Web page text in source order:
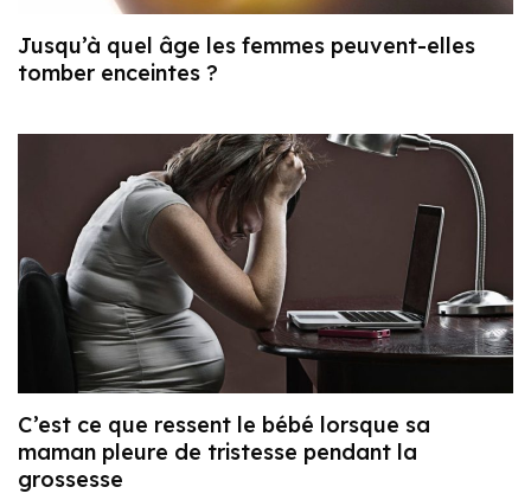
Jusqu’à quel âge les femmes peuvent-elles
tomber enceintes ?
C’est ce que ressent le bébé lorsque sa
maman pleure de tristesse pendant la
grossesse